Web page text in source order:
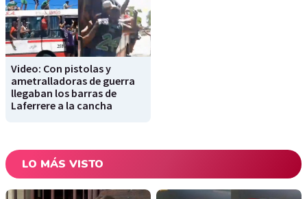
Video: Con pistolas y
ametralladoras de guerra
llegaban los barras de
Laferrere a la cancha
LO MÁS VISTO